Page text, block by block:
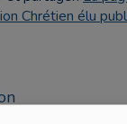
Chrétien élu